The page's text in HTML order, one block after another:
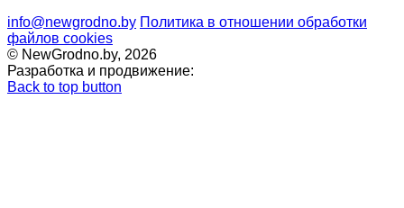
info@newgrodno.by Политика в отношении обработки
файлов cookies
© NewGrodno.by, 2026
Разработка и продвижение:
Back to top button